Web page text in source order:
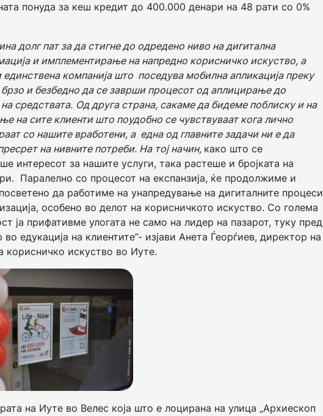
понуда за кеш кредит до 400.000 денари на 48 рати со 0%
долг пат за да стигне до одредено ниво на дигитална
и имплементирање на напредно корисничко искуство, а
единствена компанија што поседува мобилна апликација преку
и безбедно да се заврши процесот од аплицирање до
средствата. Од друга страна, сакаме да бидеме поблиску и на
на сите клиенти што поудобно се чувствуваат кога лично
со нашите вработени, а една од главните задачи ни е да
на нивните потреби. На тој начин, како што се
интересот за нашите услуги, така растеше и бројката на
Паралелно со процесот на експанзија, ќе продолжиме и
да работиме на унапредување на дигиталните процеси
особено во делот на корисничкото искуство. Со голема
ја прифативме улогата не само на лидер на пазарот, туку пред
едукација на клиентите”- изјави Анета Ѓеорѓиев, директор на
корисничко искуство во Иуте.
на Иуте во Велес која што е лоцирана на улица „Архиескоп